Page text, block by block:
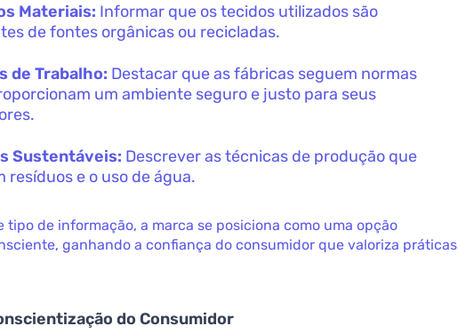
Materiais: Informar que os tecidos utilizados são
de fontes orgânicas ou recicladas.
de Trabalho: Destacar que as fábricas seguem normas
um ambiente seguro e justo para seus
Sustentáveis: Descrever as técnicas de produção que
resíduos e o uso de água.
tipo de informação, a marca se posiciona como uma opção
ganhando a confiança do consumidor que valoriza práticas
do Consumidor